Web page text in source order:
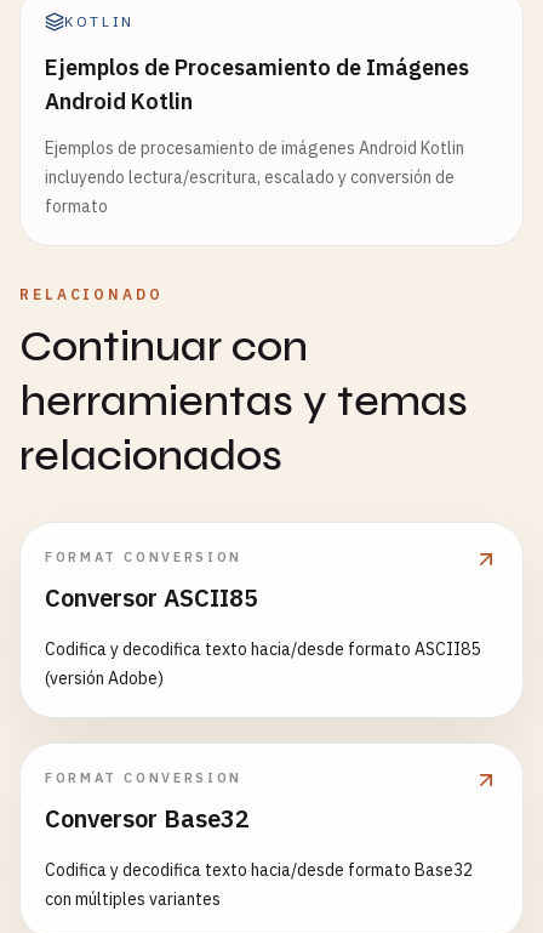
KOTLIN
Ejemplos de Procesamiento de Imágenes
Android Kotlin
Ejemplos de procesamiento de imágenes Android Kotlin
incluyendo lectura/escritura, escalado y conversión de
formato
RELACIONADO
Continuar con
herramientas y temas
relacionados
FORMAT CONVERSION
Conversor ASCII85
Codifica y decodifica texto hacia/desde formato ASCII85
(versión Adobe)
FORMAT CONVERSION
Conversor Base32
Codifica y decodifica texto hacia/desde formato Base32
con múltiples variantes